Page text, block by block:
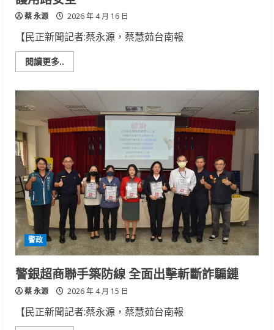
蔡 永源 2026 年 4 月 16 日
【民正新聞記者:蔡永源，蔡慧茹台南報
閱讀更多..
more
六
分
局
強
型
車
取
締
宣
導
約
制
守
護
用
路
安
全
警政
警銀超商聯手築防線 全面出擊斬斷詐騙鏈
蔡 永源 2026 年 4 月 15 日
【民正新聞記者:蔡永源，蔡慧茹台南報